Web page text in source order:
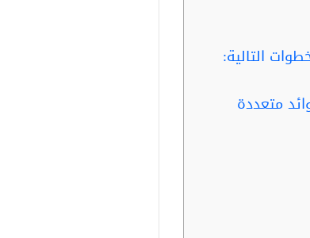
التالية:
…هل زيت الحشيش ينبت اللحية؟ 0540428830 فوائد متعددة